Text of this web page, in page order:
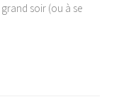
soir (ou à se